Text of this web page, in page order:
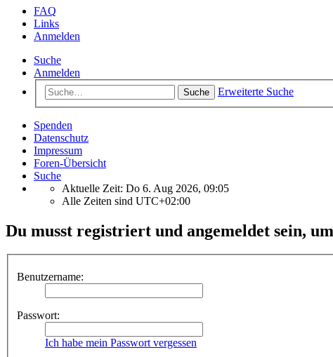
FAQ
Links
Anmelden
Suche
Anmelden
Suche Erweiterte Suche
Spenden
Datenschutz
Impressum
Foren-Übersicht
Suche
Aktuelle Zeit: Do 6. Aug 2026, 09:05
Alle Zeiten sind UTC+02:00
Du musst registriert und angemeldet sein,
Benutzername:
Passwort:
Ich habe mein Passwort vergessen